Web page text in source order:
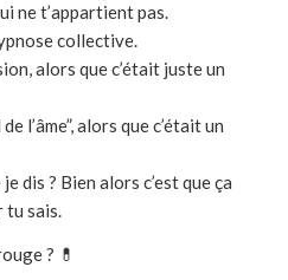
ne t’appartient pas.
collective.
alors que c’était juste un
l’âme”, alors que c’était un
dis ? Bien alors c’est que ça
sais.
? 💊